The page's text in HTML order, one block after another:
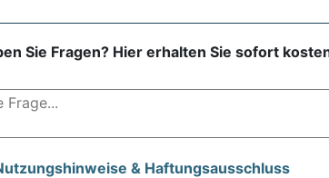
Sie Fragen? Hier erhalten Sie sofort
& Haftungsausschluss